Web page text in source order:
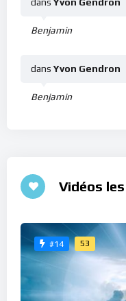
Benjamin
dans Yvon Gendron
Benjamin
dans Yvon Gendron
Vidéos
#14 53